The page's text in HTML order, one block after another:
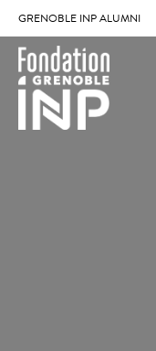
GRENOBLE INP ALUMNI